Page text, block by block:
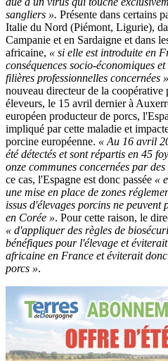
sangliers ». Présente dans certains
Italie du Nord (Piémont, Ligurie),
Campanie et en Sardaigne et dans
africaine, « si elle est introduite en
conséquences socio-économiques
filières professionnelles concernées »,
nouveau directeur de la
éleveurs, le 15 avril dernier à
européen producteur de porcs,
impliqué par cette maladie et
porcine européenne. « Au 16 avril
été détectés et sont répartis en 45
onze communes concernées par
ce cas, l'Espagne est donc passée «
une mise en place de zones
issus d'élevages porcins ne peuvent
en Corée ». Pour cette raison, le
« d'appliquer des règles de
bénéfiques pour l'élevage et
africaine en France et éviterait
porcs ».